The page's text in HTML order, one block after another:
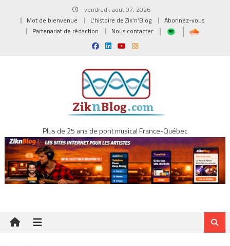
vendredi, août 07, 2026
Mot de bienvenue
L’histoire de Zik’n’Blog
Abonnez-vous
Partenariat de rédaction
Nous contacter
Plus de 25 ans de pont musical France-Québec